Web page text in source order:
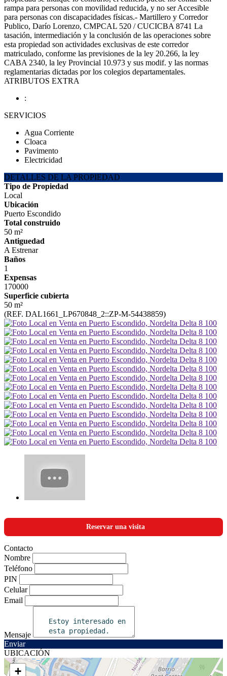
rampa para personas con movilidad reducida, y no ser Accesible
para personas con discapacidades físicas.- Martillero y Corredor
Publico, Darío Lorenzo, CMPCAL 520 / CUCICBA 8741 La
tasación, intermediación y la conclusión de las operaciones sobre
esta propiedad son actividades exclusivas de este corredor
matriculado, conforme las previsiones de la ley 20.266, la ley
CABA 2340, la ley Provincial 10.973 y sus modif. y las normas
reglamentarias dictadas por los colegios departamentales.
ATRIBUTOS EXTRA
:
SERVICIOS
Agua Corriente
Cloaca
Pavimento
Electricidad
DETALLES DE LA PROPIEDAD
Tipo de Propiedad
Local
Ubicación
Puerto Escondido
Total construido
50 m²
Antiguedad
A Estrenar
Baños
1
Expensas
170000
Superficie cubierta
50 m²
(REF. DAL1661_LP670848_2::ZP-M-54438859)
Reservar una visita
Contacto
Nombre
Teléfono
PIN
Celular
Email
Mensaje
Enviar
UBICACIÓN
+